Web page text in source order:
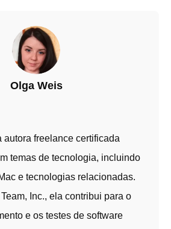
Olga Weis
autora freelance certificada
temas de tecnologia, incluindo
e tecnologias relacionadas.
Inc., ela contribui para o
e os testes de software